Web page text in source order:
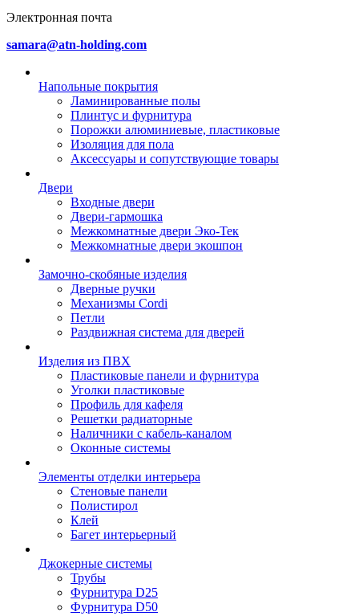
Электронная почта
samara@atn-holding.com
Напольные покрытия
Ламинированные полы
Плинтус и фурнитура
Порожки алюминиевые, пластиковые
Изоляция для пола
Аксессуары и сопутствующие товары
Двери
Входные двери
Двери-гармошка
Межкомнатные двери Эко-Тек
Межкомнатные двери экошпон
Замочно-скобяные изделия
Дверные ручки
Механизмы Cordi
Петли
Раздвижная система для дверей
Изделия из ПВХ
Пластиковые панели и фурнитура
Уголки пластиковые
Профиль для кафеля
Решетки радиаторные
Наличники с кабель-каналом
Оконные системы
Элементы отделки интерьера
Стеновые панели
Полистирол
Клей
Багет интерьерный
Джокерные системы
Трубы
Фурнитура D25
Фурнитура D50